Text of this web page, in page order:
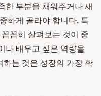
한 부분을 채워주거나 새
하게 골라야 합니다. 특
꼼히 살펴보는 것이 중
나 배우고 싶은 역량을
는 것은 성장의 가장 확